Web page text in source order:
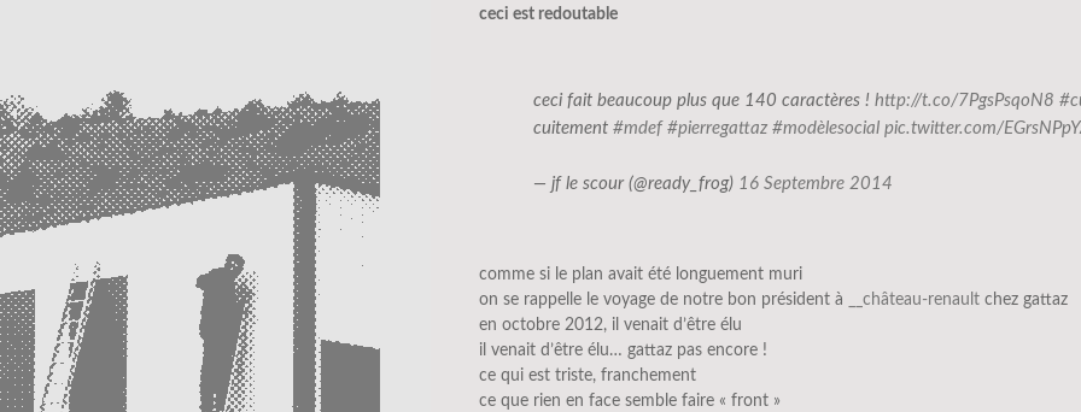
ceci est redoutable
ceci fait beaucoup plus que 140 caractères ! http://t.co/7PgsPsqoN8
cuitement #mdef #pierregattaz #modèlesocial pic.twitter.com/
— jf le scour (@ready_frog) 16 Septembre 2014
comme si le plan avait été longuement muri
on se rappelle le voyage de notre bon président à
__château-renault chez gattaz
en octobre 2012, il venait d’être élu
il venait d’être élu… gattaz pas encore !
ce qui est triste, franchement
ce que rien en face semble faire « front »